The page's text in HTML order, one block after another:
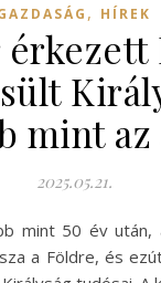
, HÍREK
mint az
2025.05.21.
a Földre, és